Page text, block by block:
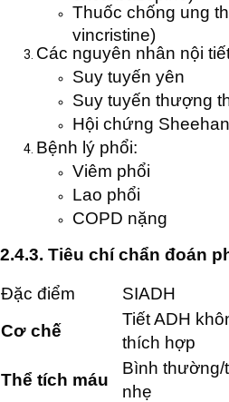
Thuốc chống ung
vincristine)
Các nguyên nhân nội
Suy tuyến yên
Suy tuyến thượng
Hội chứng Sheehan
Bệnh lý phổi:
Viêm phổi
Lao phổi
COPD nặng
2.4.3. Tiêu chí chẩn đoán
Đặc điểm SIADH
Cơ chế
Tiết ADH
thích hợp
Thể tích máu
Bình thường/
nhẹ